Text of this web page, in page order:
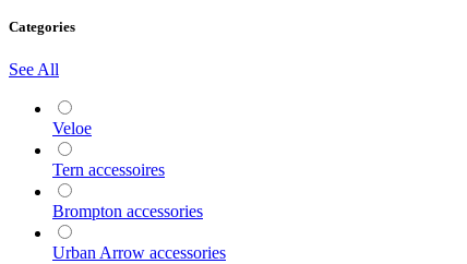
Categories
See All
Veloe
Tern accessoires
Brompton accessories
Urban Arrow accessories